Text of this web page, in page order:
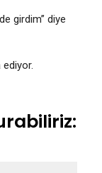
girdim” diye
ediyor.